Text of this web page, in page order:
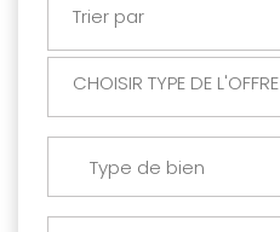
Trier par
CHOISIR TYPE DE L'OFFRE
Type de bien